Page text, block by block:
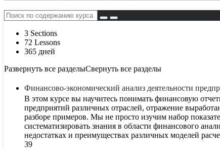
3 Sections
72 Lessons
365 дней
Развернуть все разделыСвернуть все разделы
Финансово-экономический анализ деятельности
В этом курсе вы научитесь понимать финансовую
предприятий различных отраслей, отражение
разборе примеров. Мы не просто изучим набор
систематизировать знания в области финансового
недостатках и преимуществах различных моделей
39